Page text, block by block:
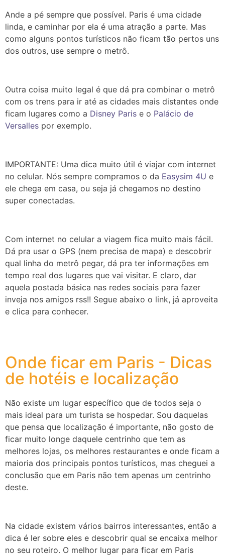
Ande a pé sempre que possível. Paris é uma cidade
linda, e caminhar por ela é uma atração a parte. Mas
como alguns pontos turísticos não ficam tão pertos uns
dos outros, use sempre o metrô.
Outra coisa muito legal é que dá pra combinar o metrô
com os trens para ir até as cidades mais distantes onde
ficam lugares como a Disney Paris e o Palácio de
Versalles por exemplo.
IMPORTANTE: Uma dica muito útil é viajar com internet
no celular. Nós sempre compramos o da Easysim 4U e
ele chega em casa, ou seja já chegamos no destino
super conectadas.
Com internet no celular a viagem fica muito mais fácil.
Dá pra usar o GPS (nem precisa de mapa) e descobrir
qual linha do metrô pegar, dá pra ter informações em
tempo real dos lugares que vai visitar. E claro, dar
aquela postada básica nas redes sociais para fazer
inveja nos amigos rss!! Segue abaixo o link, já aproveita
e clica para conhecer.
Onde ficar em Paris - Dicas
de hotéis e localização
Não existe um lugar específico que de todos seja o
mais ideal para um turista se hospedar. Sou daquelas
que pensa que localização é importante, não gosto de
ficar muito longe daquele centrinho que tem as
melhores lojas, os melhores restaurantes e onde ficam a
maioria dos principais pontos turísticos, mas cheguei a
conclusão que em Paris não tem apenas um centrinho
deste.
Na cidade existem vários bairros interessantes, então a
dica é ler sobre eles e descobrir qual se encaixa melhor
no seu roteiro. O melhor lugar para ficar em Paris